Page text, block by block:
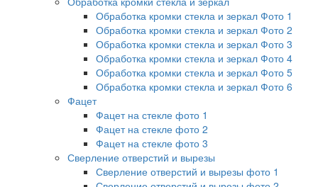
Обработка кромки стекла и зеркал Фото 1
Обработка кромки стекла и зеркал Фото 2
Обработка кромки стекла и зеркал Фото 3
Обработка кромки стекла и зеркал Фото 4
Обработка кромки стекла и зеркал Фото 5
Обработка кромки стекла и зеркал Фото 6
Фацет
Фацет на стекле фото 1
Фацет на стекле фото 2
Фацет на стекле фото 3
Сверление отверстий и вырезы
Сверление отверстий и вырезы фото 1